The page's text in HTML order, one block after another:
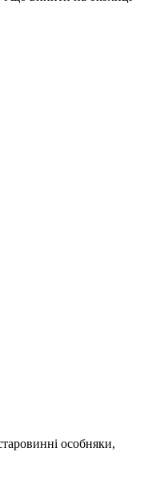
особняки,